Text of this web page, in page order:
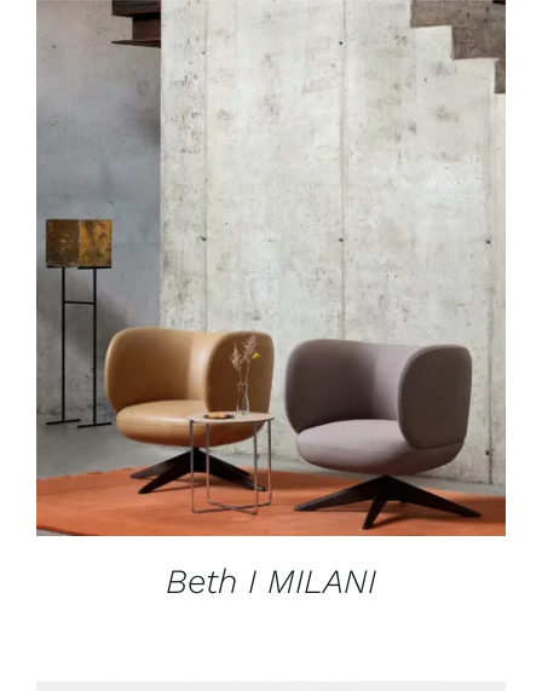
Outlet
Contact
DÉTAILS
Beth I MILANI